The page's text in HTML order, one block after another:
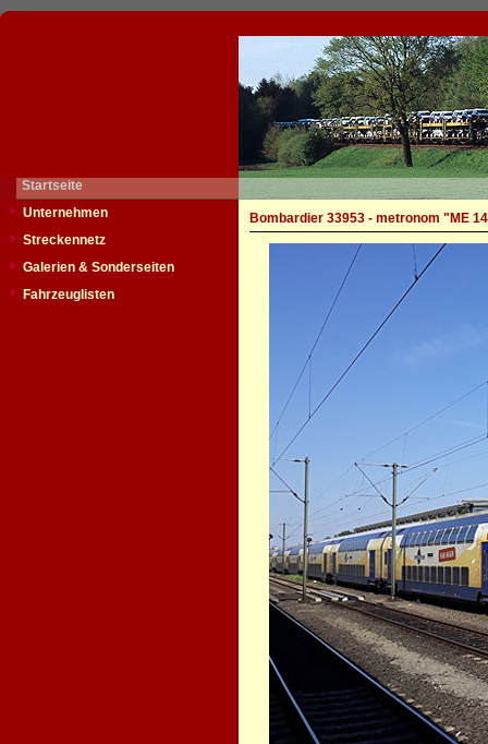
Startseite
Unternehmen
Streckennetz
Galerien & Sonderseiten
Fahrzeuglisten
Bombardier 33953 - metronom "ME